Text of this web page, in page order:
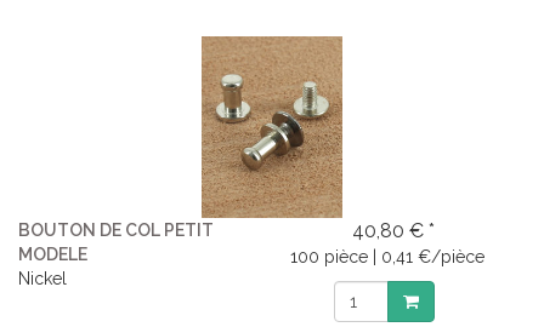
BOUTON DE COL PETIT
MODELE
Nickel
40,80 € *
100 pièce | 0,41 €/pièce